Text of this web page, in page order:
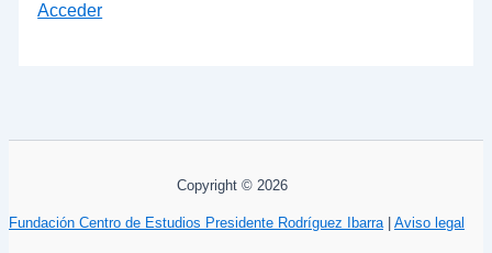
Acceder
Copyright © 2026
Fundación Centro de Estudios Presidente Rodríguez Ibarra| Aviso legal